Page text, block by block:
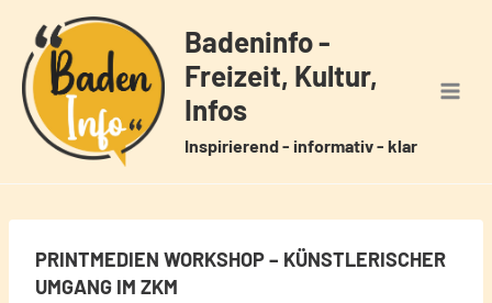
Inhalt
springen
Badeninfo -
Freizeit, Kultur,
Infos
Inspirierend - informativ - klar
PRINTMEDIEN WORKSHOP – KÜNSTLERISCHER
UMGANG IM ZKM